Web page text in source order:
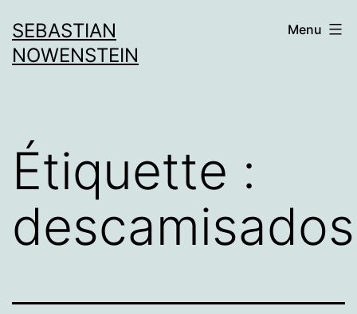
au
contenu
SEBASTIAN
NOWENSTEIN
Menu
Étiquette :